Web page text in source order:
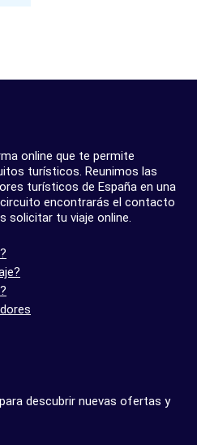
online que te permite
turísticos. Reunimos las
turísticos de España en una
encontrarás el contacto
solicitar tu viaje online.
descubrir nuevas ofertas y